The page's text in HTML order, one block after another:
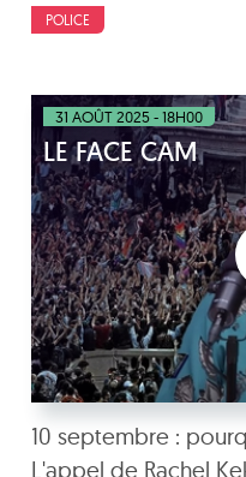
POLICE
31 AOÛT 2025 - 18H00
LE FACE CAM
10 septembre :
L'appel de Rachel